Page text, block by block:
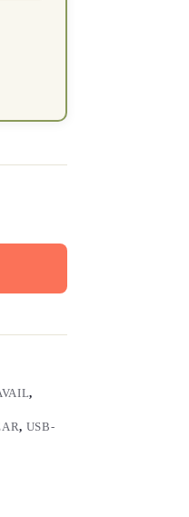
,
, USB-